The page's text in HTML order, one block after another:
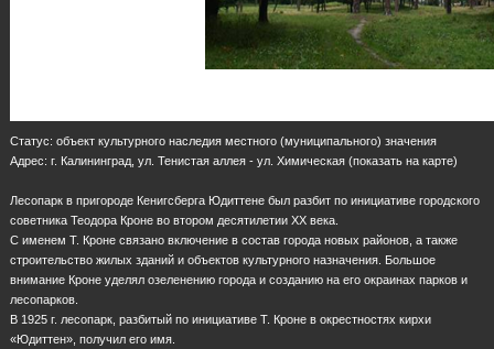
Статус: объект культурного наследия местного (муниципального) значения
Адрес: г. Калининград, ул. Тенистая аллея - ул. Химическая (показать на карте)
Лесопарк в пригороде Кенигсберга Юдиттене был разбит по инициативе городского
советника Теодора Кроне во втором десятилетии XX века.
С именем Т. Кроне связано включение в состав города новых районов, а также
строительство жилых зданий и объектов культурного назначения. Большое
внимание Кроне уделял озеленению города и созданию на его окраинах парков и
лесопарков.
В 1925 г. лесопарк, разбитый по инициативе Т. Кроне в окрестностях кирхи
«Юдиттен», получил его имя.